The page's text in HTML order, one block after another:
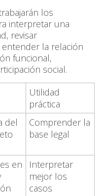
los
interpretar una
revisar
la relación
funcional,
social.
Utilidad
práctica
del
Comprender la
base legal
en
Interpretar
mejor los
casos